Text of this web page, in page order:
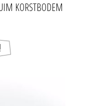
KORSTBODEM